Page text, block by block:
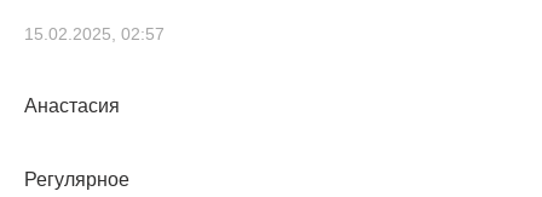
15.02.2025, 02:57
Анастасия
Регулярное